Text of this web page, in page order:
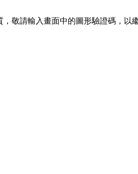
敬請輸入畫面中的圖形驗證碼，以